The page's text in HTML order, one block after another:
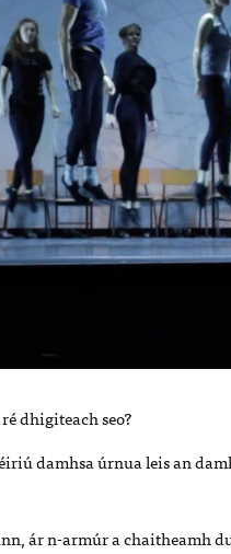
dhigiteach seo?
damhsa úrnua leis an
ár n-armúr a chaitheamh